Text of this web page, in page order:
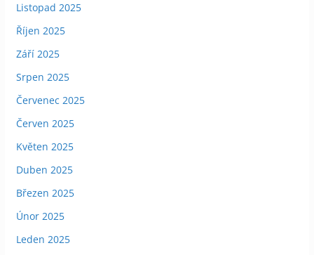
Listopad 2025
Říjen 2025
Září 2025
Srpen 2025
Červenec 2025
Červen 2025
Květen 2025
Duben 2025
Březen 2025
Únor 2025
Leden 2025